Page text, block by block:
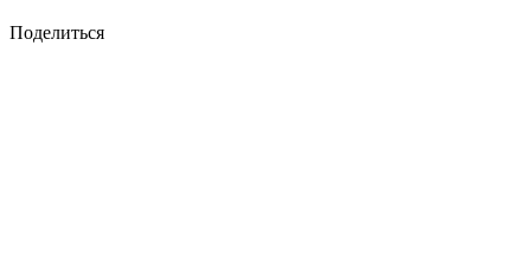
Поделиться